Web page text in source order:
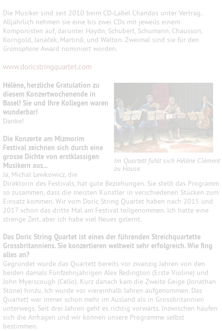
Die Musiker sind seit 2010 beim CD-Label Chandos unter Vertrag.
Alljährlich nehmen sie eine bis zwei CDs mit jeweils einem
Komponisten auf, darunter Haydn, Schubert, Schumann, Chausson,
Korngold, Janáček, Martinů, und Walton. Zweimal sind sie für den
Gramophone Award nominiert worden.
www.doricstringquartet.com
Im Quartett fühlt sich Hélène Clément
zu Hause.
Hélène, herzliche Gratulation zu
diesem Konzertwochenende in
Basel! Sie und Ihre Kollegen waren
wunderbar!
Danke!
Die Konzerte am Mizmorim
Festival zeichnen sich durch eine
grosse Dichte von erstklassigen
Musikern aus...
Ja, Michal Lewkowicz, die
Direktorin des Festivals, hat gute Beziehungen. Sie stellt das Programm
so zusammen, dass die meisten Künstler in verschiedenen Stücken zum
Einsatz kommen. Wir vom Doric String Quartet haben nach 2015 und
2017 schon das dritte Mal am Festival teilgenommen. Ich hatte eine
strenge Zeit, aber ich habe viel Neues gelernt.
Das Doric String Quartet ist eines der führenden Streichquartette
Grossbritanniens. Sie konzertieren weltweit sehr erfolgreich. Wie fing
alles an?
Gegründet wurde das Quartett bereits vor zwanzig Jahren von den
beiden damals Fünfzehnjährigen Alex Redington (Erste Violine) und
John Myerscough (Cello). Kurz danach kam die Zweite Geige (Jonathan
Stone) hinzu. Ich wurde vor viereinhalb Jahren aufgenommen. Das
Quartett war immer schon mehr im Ausland als in Grossbritannien
unterwegs. Seit drei Jahren geht es richtig vorwärts. Inzwischen häufen
sich die Anfragen und wir können unsere Programme selbst
bestimmen.